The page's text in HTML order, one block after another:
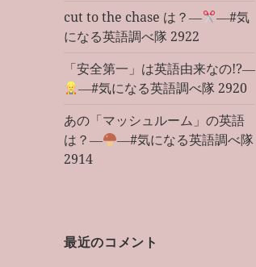
cut to the chase は？―
―#気
になる英語調べ隊 2922
「安全第一」は英語由来なの!?―
―#気になる英語調べ隊 2920
あの「マッシュルーム」の英語
は？―
―#気になる英語調べ隊
2914
最近のコメント